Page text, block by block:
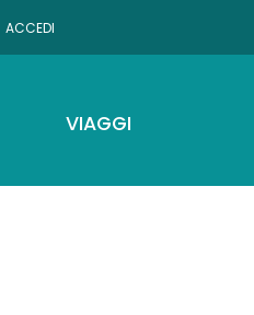
ACCEDI
VIAGGI